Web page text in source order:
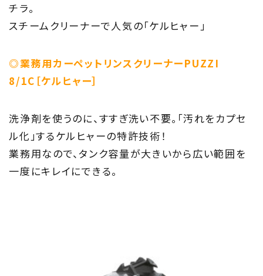
チラ。
スチームクリーナーで人気の「ケルヒャー」
◎業務用カーペットリンスクリーナーPUZZI
8/1C ［ケルヒャー］
洗浄剤を使うのに、すすぎ洗い不要。「汚れをカプセ
ル化」するケルヒャーの特許技術！
業務用なので、タンク容量が大きいから広い範囲を
一度にキレイにできる。